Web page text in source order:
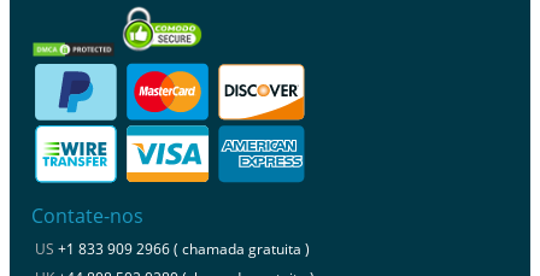
Contate-nos
US +1 833 909 2966 ( chamada gratuita )